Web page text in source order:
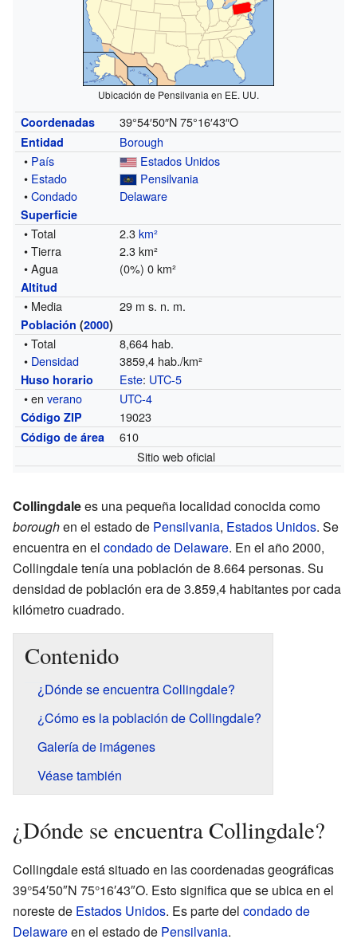
Ubicación de Pensilvania en EE. UU.
Coordenadas 39°54′50″N 75°16′43″O
Entidad
Borough
• País
Estados Unidos
• Estado
Pensilvania
•Condado Delaware
Superficie
• Total 2.3km²
• Tierra
2.3 km²
• Agua
(0%) 0 km²
Altitud
• Media 29 m s. n. m.
Población (2000)
• Total
8,664 hab.
• Densidad 3859,4 hab./km²
Huso horario Este: UTC-5
• enverano UTC-4
Código ZIP 19023
Código de área
610
Sitio web oficial
Collingdalees una pequeña localidad conocida como
boroughen el estado de Pensilvania, Estados Unidos. Se
encuentra en el condado de Delaware. En el año 2000,
Collingdale tenía una población de 8.664 personas. Su
densidad de población era de 3.859,4 habitantes por cada
kilómetro cuadrado.
Contenido
¿Dónde se encuentra Collingdale?
¿Cómo es la población de Collingdale?
Galería de imágenes
Véase también
¿Dónde se encuentra Collingdale?
Collingdale está situado en las coordenadas geográficas
39°54′50″N 75°16′43″O. Esto significa que se ubica en el
noreste de Estados Unidos. Es parte del condado de
Delawareen el estado de Pensilvania.